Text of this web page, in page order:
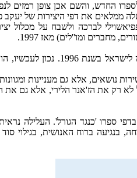
החדש, והשם אכן צופן רמזים
ממלאים את דפי היצירות של יעקב
לברכה ולשבח על מכלול
מחברים ומו''לים) מאז 1997.
קורות חייו הם עדות לסיפור הציוני,
נושאים, אלא גם מעניינות
אל לבנו לא רק בפרוזה. ספר שיריו שפורסם בגרוזיה בשנת 2010,
1942 – ואת קורות משפחתו העלה בדפי ספרו 'כנגד
ברוח האנושית, בגילוי סוד